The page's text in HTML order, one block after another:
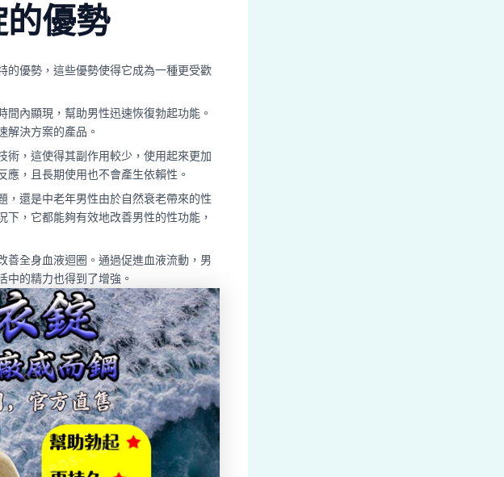
優勢
的優勢，這些優勢使得它成為一種更受歡
內顯現，幫助男性迅速恢復勃起功能。
解決方案的產品。
術，這使得其副作用較少，使用起來更加
，且長期使用也不會產生依賴性。
，還是中老年男性由於自然衰老帶來的性
，它都能夠有效地改善男性的性功能，
善全身血液迴圈。通過促進血液流動，男
中的精力也得到了增強。